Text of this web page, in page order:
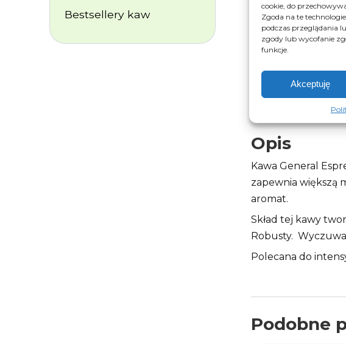
cookie, do
Zgoda na te
podczas przeglądania
zgody lub wycofanie
funkcje.
Akceptuję
Bestsellery kaw
Opinie
Opis
Kawa General
zapewnia większą
aromat.
Skład tej kawy
Robusty.
Polecana do
Podobne